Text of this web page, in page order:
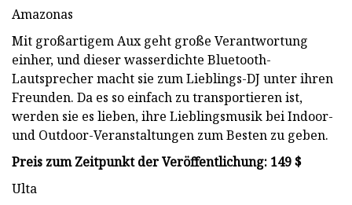
Amazonas
Mit großartigem Aux geht große Verantwortung
einher, und dieser wasserdichte Bluetooth-
Lautsprecher macht sie zum Lieblings-DJ unter ihren
Freunden. Da es so einfach zu transportieren ist,
werden sie es lieben, ihre Lieblingsmusik bei Indoor-
und Outdoor-Veranstaltungen zum Besten zu geben.
Preis zum Zeitpunkt der Veröffentlichung: 149 $
Ulta